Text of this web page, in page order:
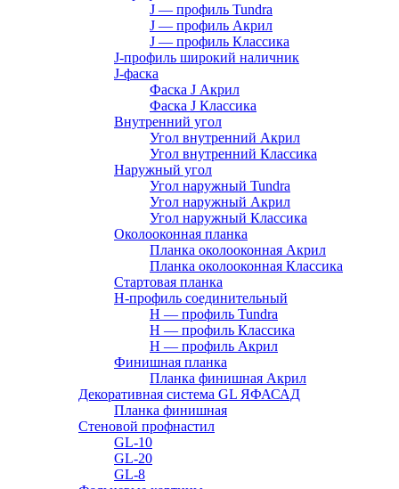
J — профиль Tundra
J — профиль Акрил
J — профиль Классика
J-профиль широкий наличник
J-фаска
Фаска J Акрил
Фаска J Классика
Внутренний угол
Угол внутренний Акрил
Угол внутренний Классика
Наружный угол
Угол наружный Tundra
Угол наружный Акрил
Угол наружный Классика
Околооконная планка
Планка околооконная Акрил
Планка околооконная Классика
Стартовая планка
H-профиль соединительный
Н — профиль Tundra
H — профиль Классика
Н — профиль Акрил
Финишная планка
Планка финишная Акрил
Декоративная система GL ЯФАСАД
Планка финишная
Стеновой профнастил
GL-10
GL-20
GL-8